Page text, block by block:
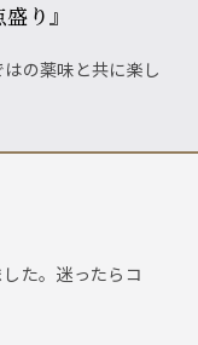
り』
た。迷ったらコ